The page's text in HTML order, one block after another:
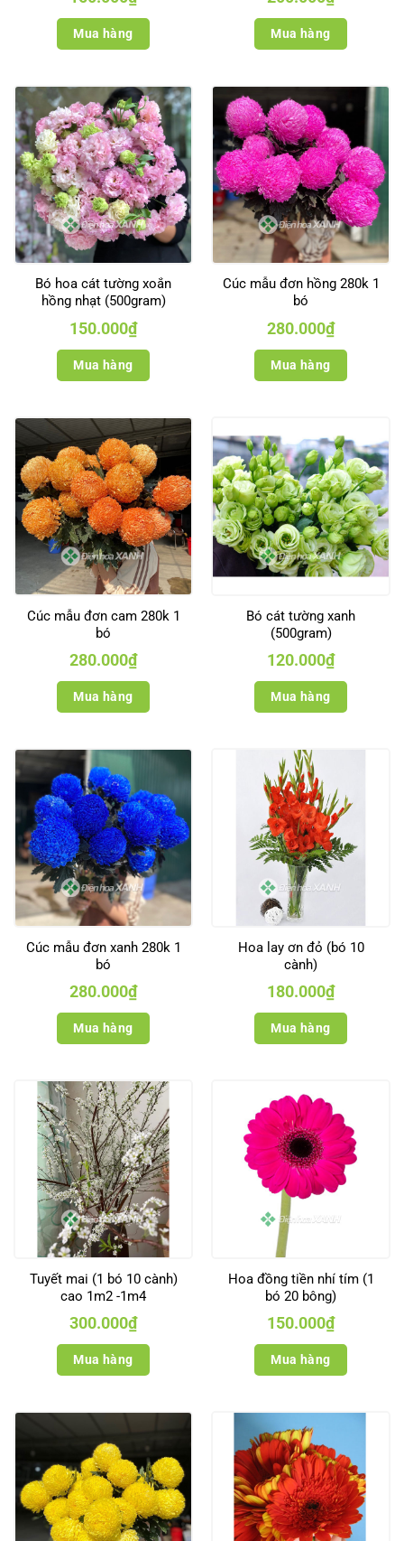
Mua hàng Mua hàng
Bó hoa cát tường xoắn
hồng nhạt (500gram)
150.000₫
Mua hàng
Cúc mẫu đơn hồng 280k 1
bó
280.000₫
Mua hàng
Cúc mẫu đơn cam 280k 1
bó
280.000₫
Mua hàng
Bó cát tường xanh
(500gram)
120.000₫
Mua hàng
Cúc mẫu đơn xanh 280k 1
bó
280.000₫
Mua hàng
Hoa lay ơn đỏ (bó 10
cành)
180.000₫
Mua hàng
Tuyết mai (1 bó 10 cành)
cao 1m2 -1m4
300.000₫
Mua hàng
Hoa đồng tiền nhí tím (1
bó 20 bông)
150.000₫
Mua hàng